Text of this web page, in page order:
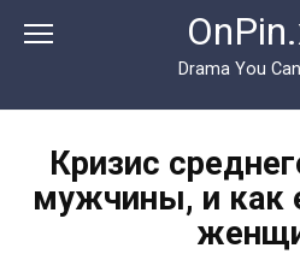
Drama You
Кризис
мужчины, и как